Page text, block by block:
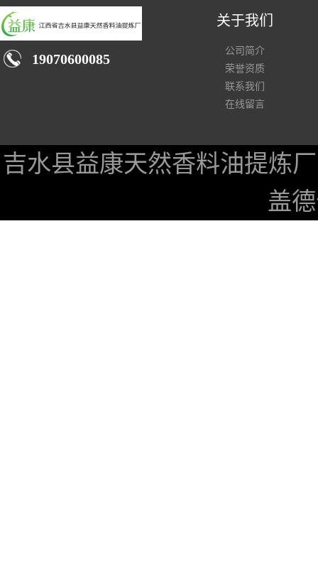
19070600085
关于我们
公司简介
荣誉资质
联系我们
在线留言
吉水县益康天然香料油提炼厂
盖